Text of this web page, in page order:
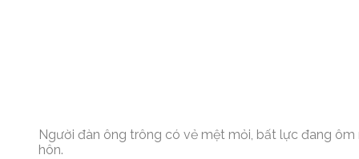
Người đàn ông trông có vẻ mệt mỏi, bất lực đang
hôn.